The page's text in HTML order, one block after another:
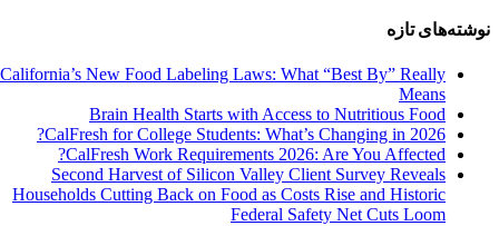
نوشته‌های تازه
California’s New Food Labeling Laws: What “Best By” Really
Means
Brain Health Starts with Access to Nutritious Food
CalFresh for College Students: What’s Changing in 2026?
CalFresh Work Requirements 2026: Are You Affected?
Second Harvest of Silicon Valley Client Survey Reveals
Households Cutting Back on Food as Costs Rise and Historic
Federal Safety Net Cuts Loom